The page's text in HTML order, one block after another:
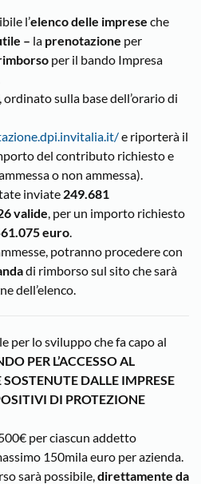
l’elenco delle imprese che
– la prenotazione per
per il bando Impresa
ordinato sulla base dell’orario di
e riporterà il
del contributo richiesto e
o non ammessa).
inviate 249.681
valide, per un importo richiesto
euro.
potranno procedere con
di rimborso sul sito che sarà
dell’elenco.
per lo sviluppo che fa capo al
PER L’ACCESSO AL
SOSTENUTE DALLE IMPRESE
DI PROTEZIONE
per ciascun addetto
150mila euro per azienda.
sarà possibile,direttamente da